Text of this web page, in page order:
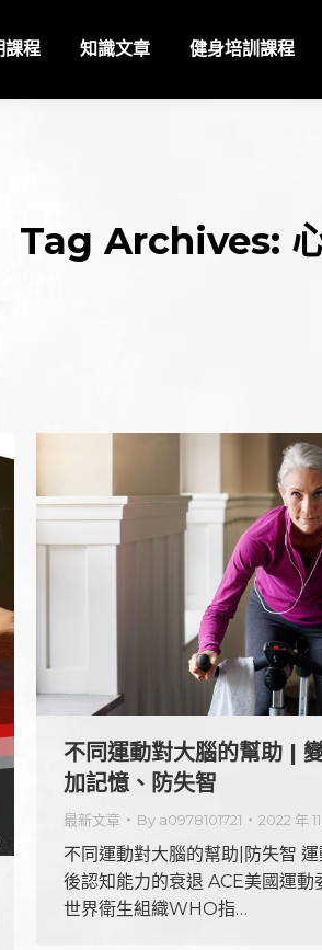
課程 知識文章 健身培訓課程
Tag Archives:
不同運動對大腦的幫助 |
加記憶、防失智
最新文章 By a0978101721 2022 年
不同運動對大腦的幫助|防失智
後認知能力的衰退 ACE美國運動
世界衛生組織WHO指…